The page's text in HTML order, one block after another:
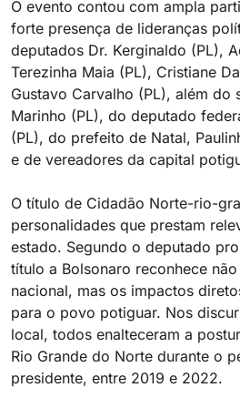
O evento contou com ampla
forte presença de lideranças
deputados Dr. Kerginaldo (PL),
Terezinha Maia (PL), Cristiane
Gustavo Carvalho (PL), além do
Marinho (PL), do deputado
(PL), do prefeito de Natal,
e de vereadores da capital
O título de Cidadão Norte-rio-
personalidades que prestam
estado. Segundo o deputado
título a Bolsonaro reconhece
nacional, mas os impactos
para o povo potiguar. Nos
local, todos enalteceram a
Rio Grande do Norte durante o
presidente, entre 2019 e 2022.